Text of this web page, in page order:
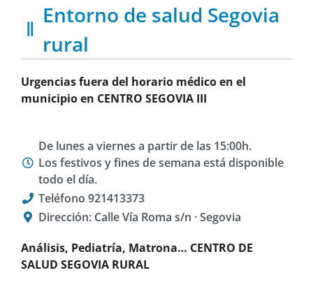
Entorno de salud Segovia
rural
Urgencias fuera del horario médico en el
municipio en CENTRO SEGOVIA III
De lunes a viernes a partir de las 15:00h.
Los festivos y fines de semana está disponible
todo el día.
Teléfono 921413373
Dirección: Calle Vía Roma s/n · Segovia
Análisis, Pediatría, Matrona… CENTRO DE
SALUD SEGOVIA RURAL